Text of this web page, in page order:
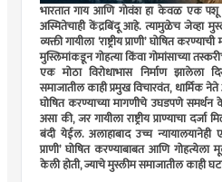
भारतात गाय आणि गोवंश हा केवळ एक पशू
अस्मितेचाही केंद्रबिंदू आहे. त्यामुळेच जेव्हा
व्यक्ती गायीला ‘राष्ट्रीय प्राणी’ घोषित
मुस्लिमांकडून गोहत्या किंवा गोमांसाच्या
एक मोठा विरोधाभास निर्माण झालेला
समाजातील काही प्रमुख विचारवंत, धार्मिक नेते
घोषित करण्याच्या मागणीचे उघडपणे समर्थन
असा की, जर गायीला राष्ट्रीय प्राण्याचा
बंदी येईल. अलाहाबाद उच्च न्यायालयानेही
प्राणी’ घोषित करण्याबाबत आणि
केली होती, ज्याचे मुस्लीम समाजातील काही